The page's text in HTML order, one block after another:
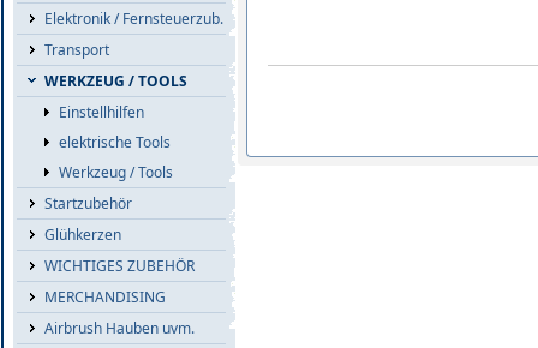
Elektronik / Fernsteuerzub.
Transport
WERKZEUG / TOOLS
Einstellhilfen
elektrische Tools
Werkzeug / Tools
Startzubehör
Glühkerzen
WICHTIGES ZUBEHÖR
MERCHANDISING
Airbrush Hauben uvm.